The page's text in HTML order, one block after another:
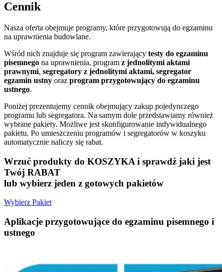
Cennik
Nasza oferta obejmuje programy, które przygotowują do egzaminu
na uprawnienia budowlane.
Wśród nich znajduje się program zawierający testy do egzaminu
pisemnego na uprawnienia, program z jednolitymi aktami
prawnymi, segregatory z jednolitymi aktami, segregator
egzamin ustny oraz program przygotowujący do egzaminu
ustnego.
Poniżej prezentujemy cennik obejmujący zakup pojedynczego
programu lub segregatora. Na samym dole przedstawiamy również
wybrane pakiety. Możliwe jest skonfigurowanie indywidualnego
pakietu. Po umieszczeniu programów i segregatorów w koszyku
automatycznie naliczy się rabat.
Wrzuć produkty do KOSZYKA i sprawdź jaki jest
Twój RABAT
lub wybierz jeden z gotowych pakietów
Wybierz Pakiet
Aplikacje przygotowujące do egzaminu pisemnego i
ustnego